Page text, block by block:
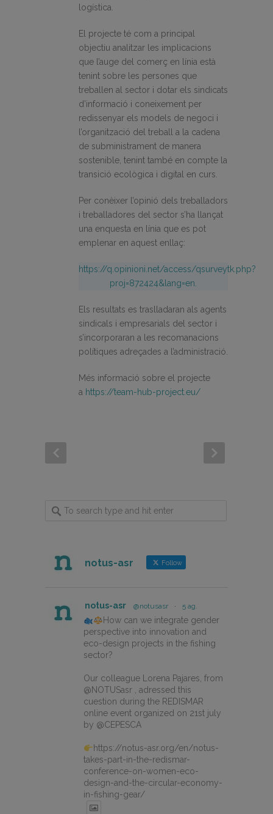
logística.
El projecte té com a principal
objectiu analitzar les implicacions
que l’auge del comerç en línia està
tenint sobre les persones que
treballen al sector i dotar els sindicats
d’informació i coneixement per
redissenyar els models de negoci i
l’organització del treball a la cadena
de subministrament de manera
sostenible, tenint també en compte la
transició ecològica i digital en curs.
Per conèixer l’opinió dels treballadors
i treballadores del sector s’ha llançat
una enquesta en línia que es pot
emplenar en aquest enllaç:
https://q.opinioni.net/access/qsurveytk.php?
proj=872424&lang=en.
Els resultats es traslladaran als agents
sindicals i empresarials del sector i
s’incorporaran a les recomanacions
polítiques adreçades a l’administració.
Més informació sobre el projecte
a https://team-hub-project.eu/
notus-asr Follow
notus-asr @notusasr · 5 ag.
How can we integrate gender
perspective into innovation and
eco-design projects in the fishing
sector?
Our colleague Lorena Pajares, from
@NOTUSasr , adressed this
cuestion during the REDISMAR
online event organized on 21st july
by @CEPESCA
https://notus-asr.org/en/notus-
takes-part-in-the-redismar-
conference-on-women-eco-
design-and-the-circular-economy-
in-fishing-gear/